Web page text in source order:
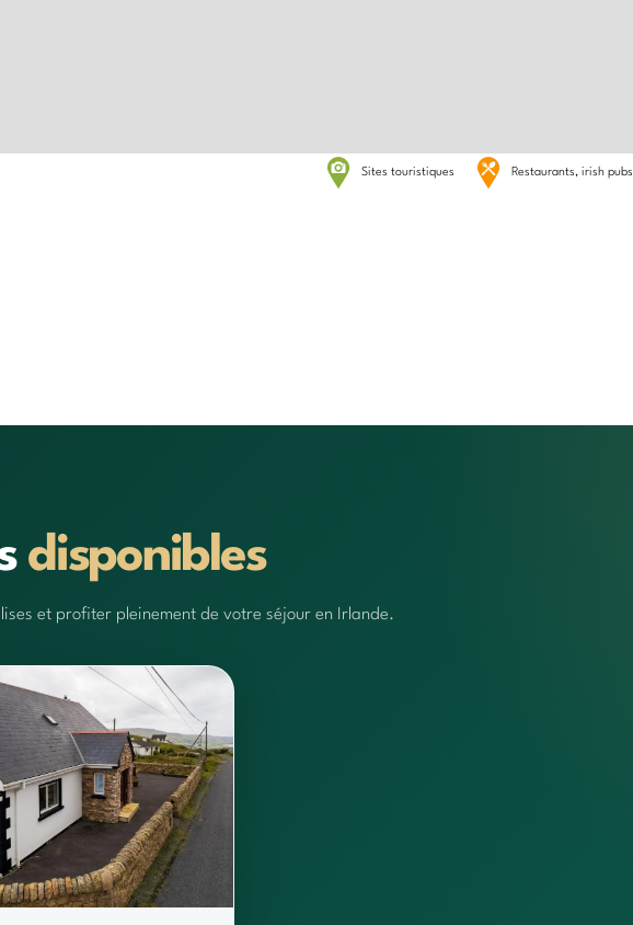
Sites touristiques Restaurants, irish pubs
disponibles
et profiter pleinement de votre séjour en Irlande.